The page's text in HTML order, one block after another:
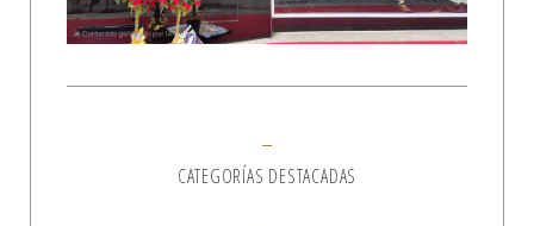
CATEGORÍAS DESTACADAS